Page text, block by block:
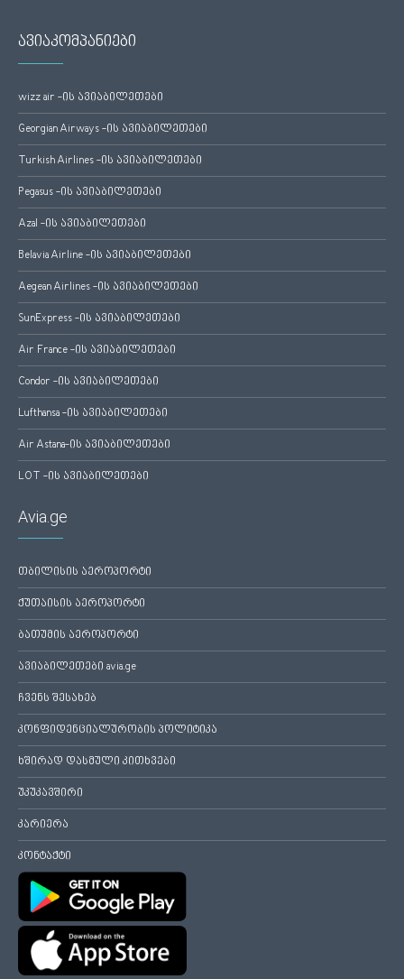
ავიაკომპანიები
wizz air -ის ავიაბილეთები
Georgian Airways -ის ავიაბილეთები
Turkish Airlines -ის ავიაბილეთები
Pegasus -ის ავიაბილეთები
Azal -ის ავიაბილეთები
Belavia Airline -ის ავიაბილეთები
Aegean Airlines -ის ავიაბილეთები
SunExpress -ის ავიაბილეთები
Air France -ის ავიაბილეთები
Condor -ის ავიაბილეთები
Lufthansa -ის ავიაბილეთები
Air Astana-ის ავიაბილეთები
LOT -ის ავიაბილეთები
Avia.ge
თბილისის აეროპორტი
ქუთაისის აეროპორტი
ბათუმის აეროპორტი
ავიაბილეთები avia.ge
ჩვენს შესახებ
კონფიდენციალურობის პოლიტიკა
ხშირად დასმული კითხვები
უკუკავშირი
კარიერა
კონტაქტი